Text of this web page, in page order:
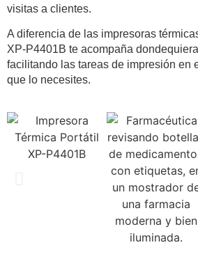
visitas a clientes.
A diferencia de las impresoras
XP-P4401B te acompaña
facilitando las tareas de impresión en
que lo necesites.